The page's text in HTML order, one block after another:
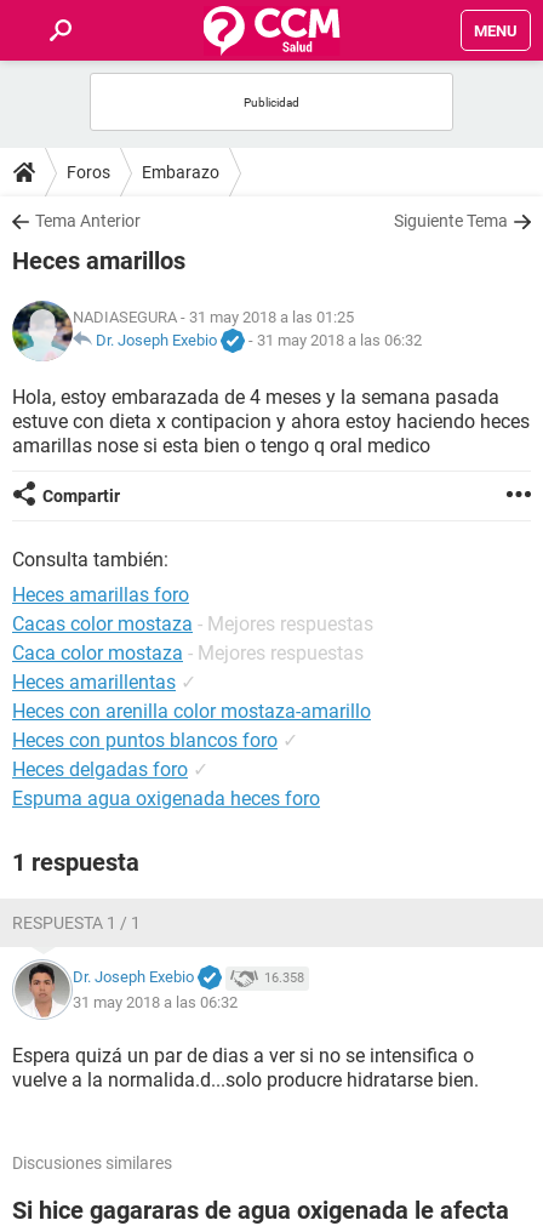
MENU
FOROS
SALUD
NUTRICIÓN
BIENESTAR
Foros Embarazo
Tema Anterior Siguiente Tema
Heces amarillos
NADIASEGURA - 31 may 2018 a las 01:25
Dr. Joseph Exebio
- 31 may 2018 a las 06:32
Hola, estoy embarazada de 4 meses y la semana pasada
estuve con dieta x contipacion y ahora estoy haciendo heces
amarillas nose si esta bien o tengo q oral medico
Compartir
Consulta también:
Heces amarillas foro
Cacas color mostaza - Mejores respuestas
Caca color mostaza - Mejores respuestas
Heces amarillentas ✓
Heces con arenilla color mostaza-amarillo
Heces con puntos blancos foro ✓
Heces delgadas foro ✓
Espuma agua oxigenada heces foro
1 respuesta
RESPUESTA 1 / 1
Dr. Joseph Exebio 16.358
31 may 2018 a las 06:32
Espera quizá un par de dias a ver si no se intensifica o
vuelve a la normalida.d...solo producre hidratarse bien.
Discusiones similares
Si hice gagararas de agua oxigenada le afecta